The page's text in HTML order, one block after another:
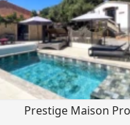
Prestige Maison